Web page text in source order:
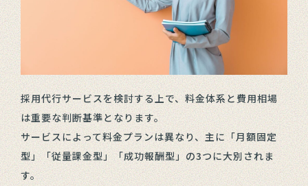
採用代行サービスを検討する上で、料金体系と費用相場
は重要な判断基準となります。
サービスによって料金プランは異なり、主に「月額固定
型」「従量課金型」「成功報酬型」の3つに大別されま
す。